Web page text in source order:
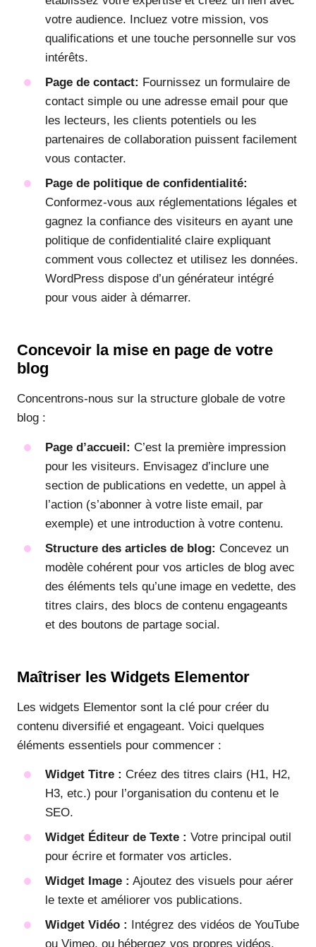
votre audience. Incluez votre mission, vos
qualifications et une touche personnelle sur vos
intérêts.
Page de contact: Fournissez un formulaire de
contact simple ou une adresse email pour que
les lecteurs, les clients potentiels ou les
partenaires de collaboration puissent facilement
vous contacter.
Page de politique de confidentialité:
Conformez-vous aux réglementations légales et
gagnez la confiance des visiteurs en ayant une
politique de confidentialité claire expliquant
comment vous collectez et utilisez les données.
WordPress dispose d’un générateur intégré
pour vous aider à démarrer.
Concevoir la mise en page de votre
blog
Concentrons-nous sur la structure globale de votre
blog :
Page d’accueil: C’est la première impression
pour les visiteurs. Envisagez d’inclure une
section de publications en vedette, un appel à
l’action (s’abonner à votre liste email, par
exemple) et une introduction à votre contenu.
Structure des articles de blog: Concevez un
modèle cohérent pour vos articles de blog avec
des éléments tels qu’une image en vedette, des
titres clairs, des blocs de contenu engageants
et des boutons de partage social.
Maîtriser les Widgets Elementor
Les widgets Elementor sont la clé pour créer du
contenu diversifié et engageant. Voici quelques
éléments essentiels pour commencer :
Widget Titre : Créez des titres clairs (H1, H2,
H3, etc.) pour l’organisation du contenu et le
SEO.
Widget Éditeur de Texte : Votre principal outil
pour écrire et formater vos articles.
Widget Image : Ajoutez des visuels pour aérer
le texte et améliorer vos publications.
Widget Vidéo : Intégrez des vidéos de YouTube
ou Vimeo, ou hébergez vos propres vidéos.